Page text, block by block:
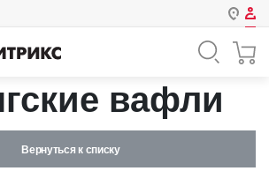
Казахстан
Беларусь
Авторизация
Зарегистрироваться
Логин
вафли
Вернуться к списку